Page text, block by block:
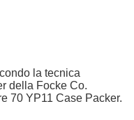
la tecnica
della Focke Co.
70 YP11 Case Packer.